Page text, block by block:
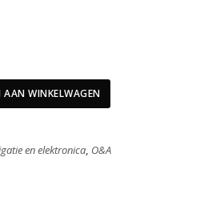
AAN WINKELWAGEN
en elektronica, O&A